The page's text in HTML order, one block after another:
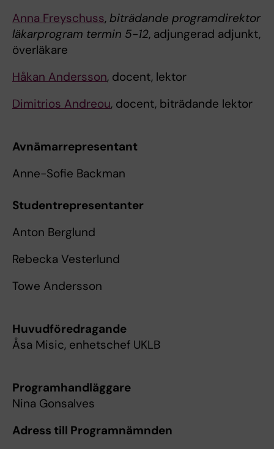
Anna Freyschuss, biträdande programdirektor
läkarprogram termin 5-12, adjungerad adjunkt,
överläkare
Håkan Andersson, docent, lektor
Dimitrios Andreou, docent, biträdande lektor
Avnämarrepresentant
Anne-Sofie Backman
Studentrepresentanter
Anton Berglund
Rebecka Vesterlund
Towe Andersson
Huvudföredragande
Åsa Misic, enhetschef UKLB
Programhandläggare
Nina Gonsalves
Adress till Programnämnden